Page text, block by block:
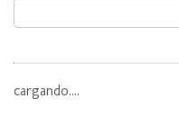
cargando....